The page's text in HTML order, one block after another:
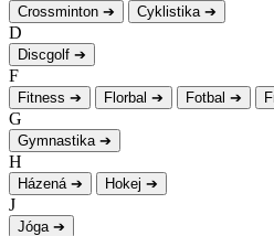
Crossminton ➔ Cyklistika ➔
D
Discgolf ➔
F
Fitness ➔ Florbal ➔ Fotbal ➔
G
Gymnastika ➔
H
Házená ➔ Hokej ➔
J
Jóga ➔